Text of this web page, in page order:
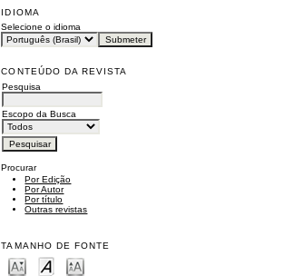
IDIOMA
Selecione o idioma
CONTEÚDO DA REVISTA
Pesquisa
Escopo da Busca
Procurar
Por Edição
Por Autor
Por título
Outras revistas
TAMANHO DE FONTE